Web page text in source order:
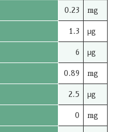
0.23 mg
1.3 μg
6 μg
0.89 mg
2.5 μg
0 mg